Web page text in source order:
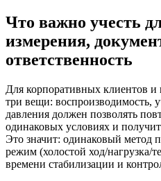
Что важно учесть
измерения,
ответственность
Для корпоративных клиентов
три вещи: воспроизводимость,
давления должен позволять
одинаковых условиях и
Это значит: одинаковый метод
режим (холостой ход/нагрузка/
времени стабилизации и